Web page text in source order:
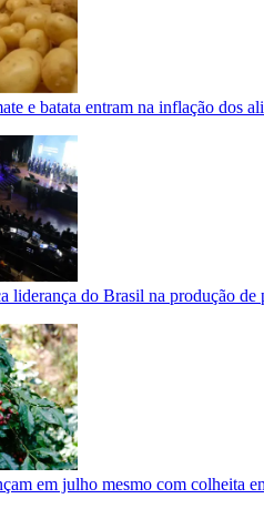
e batata entram na inflação dos
liderança do Brasil na produção de
em julho mesmo com colheita